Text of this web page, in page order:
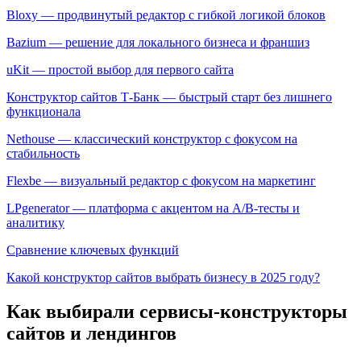
Bloxy — продвинутый редактор с гибкой логикой блоков
Bazium — решение для локального бизнеса и франшиз
uKit — простой выбор для первого сайта
Конструктор сайтов Т-Банк — быстрый старт без лишнего
функционала
Nethouse — классический конструктор с фокусом на
стабильность
Flexbe — визуальный редактор с фокусом на маркетинг
LPgenerator — платформа с акцентом на A/B-тесты и
аналитику
Сравнение ключевых функций
Какой конструктор сайтов выбрать бизнесу в 2025 году?
Как выбирали сервисы-конструкторы
сайтов и лендингов